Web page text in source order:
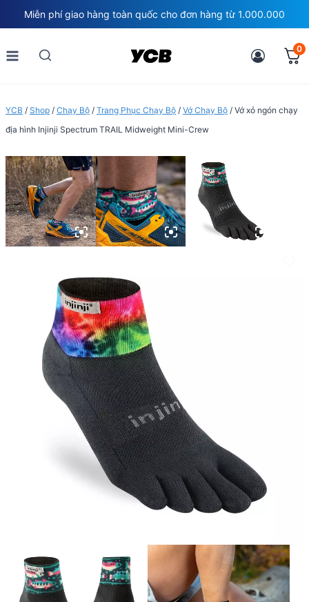
to
content
Miễn phí giao hàng toàn quốc cho đơn hàng từ 1.000.000
0
YCB / Shop / Chạy Bộ / Trang Phục Chạy Bộ / Vớ Chạy Bộ / Vớ xỏ ngón chạy
địa hình Injinji Spectrum TRAIL Midweight Mini-Crew